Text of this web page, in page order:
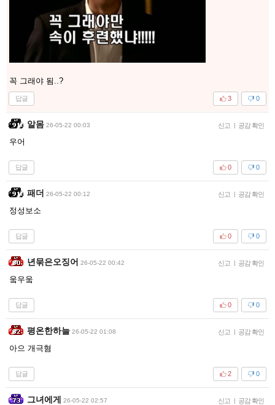
꼭 그래야 됨..?
답글 0
3
알몸 26-05-22 00:03 신고 | 공감 확인
우어
답글 0
0
패더 26-05-22 00:12 신고 | 공감 확인
정성보소
답글 0
0
년묶은오징어 26-05-22 00:42 신고 | 공감 확인
웈우웈
답글 0
0
평온한하늘 26-05-22 01:08 신고 | 공감 확인
아으 개극혐
답글 0
2
그녀에게 26-05-22 02:57 신고 | 공감 확인